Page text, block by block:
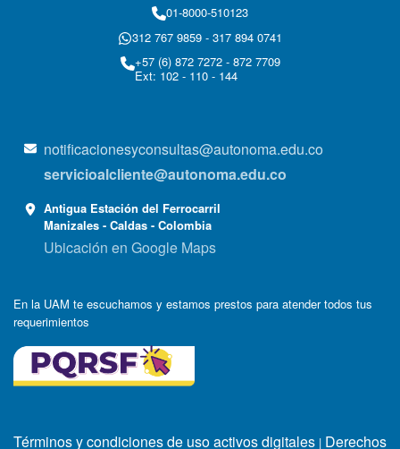
01-8000-510123
312 767 9859 - 317 894 0741
+57 (6) 872 7272 - 872 7709
Ext: 102 - 110 - 144
notificacionesyconsultas@autonoma.edu.co
servicioalcliente@autonoma.edu.co
Antigua Estación del Ferrocarril
Manizales - Caldas - Colombia
Ubicación en Google Maps
En la UAM te escuchamos y estamos prestos para atender todos tus
requerimientos
Términos y condiciones de uso activos digitales | Derechos